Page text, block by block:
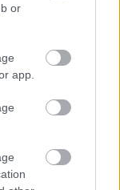
or
app.
NYÁRI
11942623
tartalomnak
felelősséget